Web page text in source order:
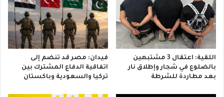
اللقية: اعتقال 3 مشتبهين
بالضلوع في شجار وإطلاق نار
بعد مطاردة للشرطة
فيدان: مصر قد تنضم إلى
اتفاقية الدفاع المشترك بين
تركيا والسعودية وباكستان